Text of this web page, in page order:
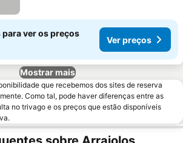
para ver os preços
Ver preços
Mostrar mais
que recebemos dos sites de reserva
Como tal, pode haver diferenças entre as
no trivago e os preços que estão disponíveis